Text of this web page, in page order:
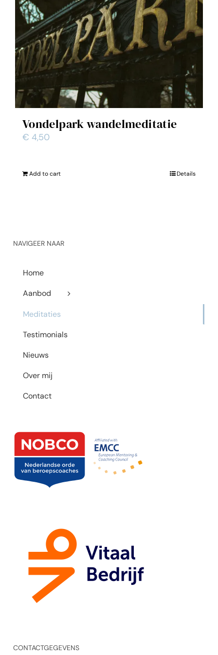
Vondelpark wandelmeditatie
€ 4,50
Add to cart Details
NAVIGEER NAAR
Home
Aanbod
Meditaties
Testimonials
Nieuws
Over mij
Contact
CONTACTGEGEVENS